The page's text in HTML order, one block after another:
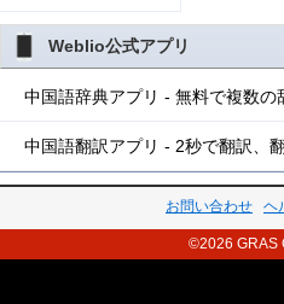
Weblio公式アプリ
中国語辞典アプリ - 無料で複数
中国語翻訳アプリ - 2秒で翻訳、
お問い合わせ ヘ
©2026 GRAS